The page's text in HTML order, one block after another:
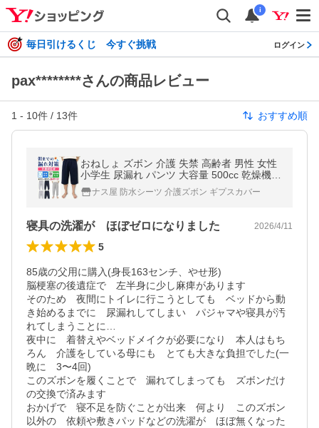
i
毎日引けるくじ 今すぐ挑戦 ログイン
pax********さんの商品レビュー
1 - 10件 / 13件 おすすめ順
おねしょ ズボン 介護 失禁 高齢者 男性 女性
小学生 尿漏れ パンツ 大容量 500cc 乾燥機対
応ナス屋 防水シーツ 介護ズボン ギプスカバー
寝具の洗濯が ほぼゼロになりました 2026/4/11
5
85歳の父用に購入(身長163センチ、やせ形)
脳梗塞の後遺症で　左半身に少し麻痺があります
そのため　夜間にトイレに行こうとしても　ベッドから動
き始めるまでに　尿漏れしてしまい　パジャマや寝具が汚
れてしまうことに…
夜中に　着替えやベッドメイクが必要になり　本人はもち
ろん　介護をしている母にも　とても大きな負担でした(一
晩に　3〜4回)
このズボンを履くことで　漏れてしまっても　ズボンだけ
の交換で済みます
おかげで　寝不足を防ぐことが出来　何より　このズボン
以外の　依頼や敷きパッドなどの洗濯が　ほぼ無くなった